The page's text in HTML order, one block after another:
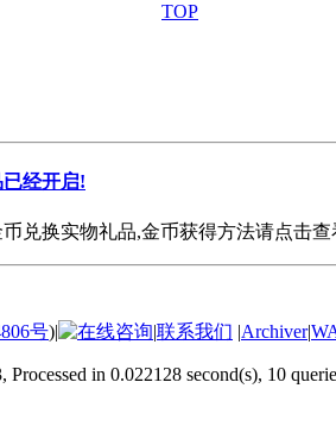
TOP
经开启!
兑换实物礼品,金币获得方法请点击
号)| |联系我们 |Archiver|
Processed in 0.022128 second(s), 10